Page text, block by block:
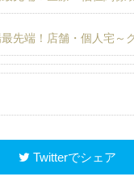
先端！店舗・個人宅～
Twitterでシェア